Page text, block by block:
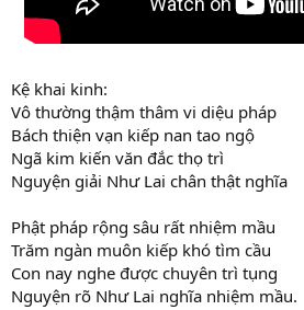
Kệ khai kinh:
Vô thường thậm thâm vi diệu pháp
Bách thiện vạn kiếp nan tao ngộ
Ngã kim kiến văn đắc thọ trì
Nguyện giải Như Lai chân thật nghĩa
Phật pháp rộng sâu rất nhiệm mầu
Trăm ngàn muôn kiếp khó tìm cầu
Con nay nghe được chuyên trì tụng
Nguyện rõ Như Lai nghĩa nhiệm mầu.